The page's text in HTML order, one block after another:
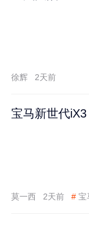
徐辉 2天前
宝马新世代
莫一西 2天前 # 宝